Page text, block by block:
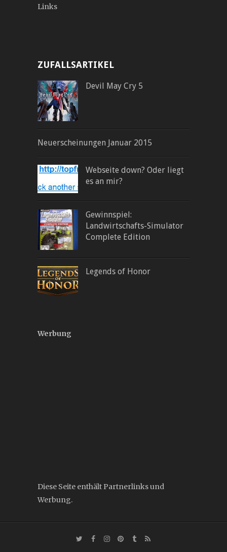
Links
ZUFALLSARTIKEL
Devil May Cry 5
Neuerscheinungen Januar 2015
Webseite down? Oder liegt
es an mir?
Gewinnspiel:
Landwirtschafts-Simulator
Complete Edition
Legends of Honor
Werbung
Diese Seite enthält Partnerlinks und
Werbung.